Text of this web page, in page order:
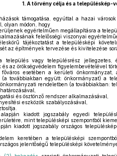
1. A törvény célja és a településkép-
támogatása, egyúttal a hazai
olyan módon, hogy
egyértelműen megállapításra a
felelősségi viszonyai
tájékoztatást a településképi
az építmények tervezése és kivitelezése
település vagy településrész jellegzetes,
az örökségvédelem figyelembevételével
esetében a kerületi
továbbiakban együtt: önkormányzat) a
rendeletben (a továbbiakban:
és ösztönző rendszer alkalmazásával,
eszközök szabályozásával,
kiadott jogszabály egyedi
mint településképi szempontból
kiadott jogszabály országos
keretében a településképi
jelentőségű településképi